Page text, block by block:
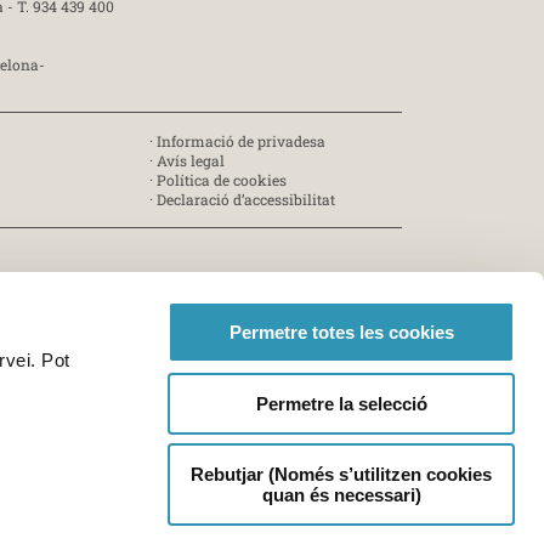
Pot
Permetre totes les cookies
Permetre la selecció
Rebutjar (Només s’utilitzen cookies
quan és necessari)
- T. 934 439 400
· Informació de privadesa
· Avís legal
· Política de cookies
· Declaració d’accessibilitat